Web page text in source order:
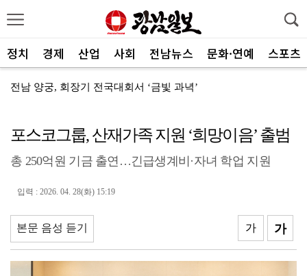
정치 경제 산업 사회 전남뉴스 문화·연예 스포츠
전남 양궁, 회장기 전국대회서 ‘금빛 과녁’
광양제철소, 독거노인 지원금 4000만원 전달
나주교육지원청, 제1회 청소년창업박람회 성료
여수세계섬박람회 성공 향해 자원봉사자 나선다
전남광주 관광 매력 사진에 담는다
중기부, 지방소멸 대응 유공자 찾는다
포스코그룹, 산재가족 지원 ‘희망이음’ 출범
총 250억원 기금 출연…긴급생계비·자녀 학업 지원
입력 : 2026. 04. 28(화) 15:19
본문 음성 듣기 가
가